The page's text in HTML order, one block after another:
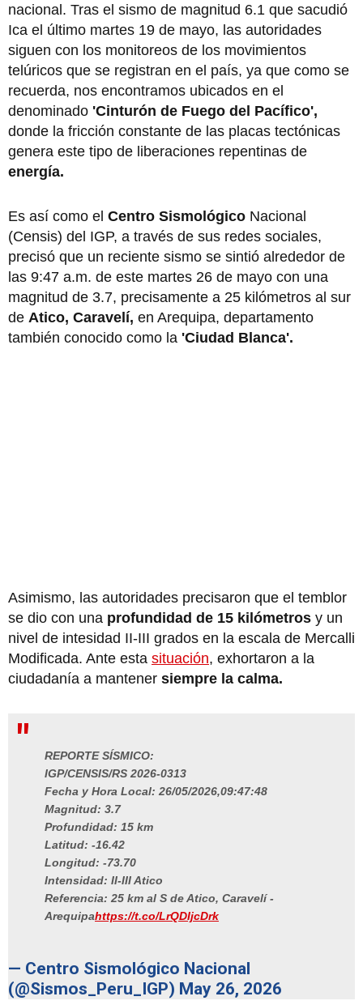
nacional. Tras el sismo de magnitud 6.1 que sacudió
Ica el último martes 19 de mayo, las autoridades
siguen con los monitoreos de los movimientos
telúricos que se registran en el país, ya que como se
recuerda, nos encontramos ubicados en el
denominado 'Cinturón de Fuego del Pacífico',
donde la fricción constante de las placas tectónicas
genera este tipo de liberaciones repentinas de
energía.
Es así como el Centro Sismológico Nacional
(Censis) del IGP, a través de sus redes sociales,
precisó que un reciente sismo se sintió alrededor de
las 9:47 a.m. de este martes 26 de mayo con una
magnitud de 3.7, precisamente a 25 kilómetros al sur
de Atico, Caravelí, en Arequipa, departamento
también conocido como la 'Ciudad Blanca'.
Asimismo, las autoridades precisaron que el temblor
se dio con una profundidad de 15 kilómetros y un
nivel de intesidad II-III grados en la escala de Mercalli
Modificada. Ante esta situación, exhortaron a la
ciudadanía a mantener siempre la calma.
REPORTE SÍSMICO:
IGP/CENSIS/RS 2026-0313
Fecha y Hora Local: 26/05/2026,09:47:48
Magnitud: 3.7
Profundidad: 15 km
Latitud: -16.42
Longitud: -73.70
Intensidad: II-III Atico
Referencia: 25 km al S de Atico, Caravelí -
Arequipahttps://t.co/LrQDIjcDrk
— Centro Sismológico Nacional
(@Sismos_Peru_IGP) May 26, 2026